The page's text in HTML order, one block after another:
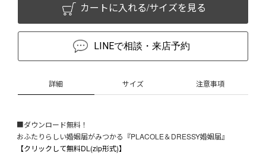
カートに入れる/サイズを見る
LINEで相談・来店予約
詳細 サイズ 注意事項
■ダウンロード無料！
おふたりらしい婚姻届がみつかる『PLACOLE＆DRESSY婚姻届』
【クリックして無料DL(zip形式)】